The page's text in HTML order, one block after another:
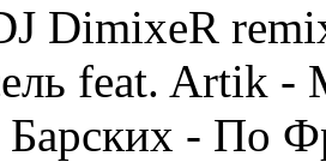
DimixeR
feat. Artik -
- По